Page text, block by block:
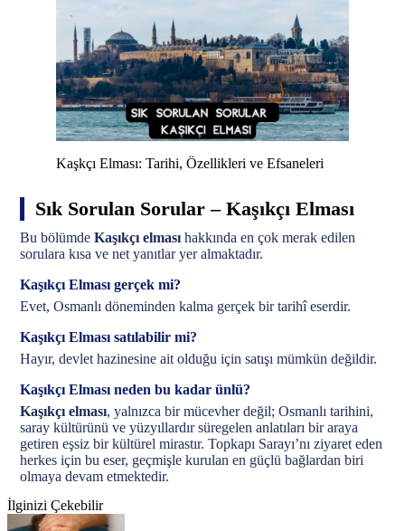
Kaşkçı Elması: Tarihi, Özellikleri ve Efsaneleri
Sık Sorulan Sorular – Kaşıkçı Elması
Bu bölümde Kaşıkçı elması hakkında en çok merak edilen
sorulara kısa ve net yanıtlar yer almaktadır.
Kaşıkçı Elması gerçek mi?
Evet, Osmanlı döneminden kalma gerçek bir tarihî eserdir.
Kaşıkçı Elması satılabilir mi?
Hayır, devlet hazinesine ait olduğu için satışı mümkün değildir.
Kaşıkçı Elması neden bu kadar ünlü?
Kaşıkçı elması, yalnızca bir mücevher değil; Osmanlı tarihini,
saray kültürünü ve yüzyıllardır süregelen anlatıları bir araya
getiren eşsiz bir kültürel mirastır. Topkapı Sarayı’nı ziyaret eden
herkes için bu eser, geçmişle kurulan en güçlü bağlardan biri
olmaya devam etmektedir.
İlginizi Çekebilir